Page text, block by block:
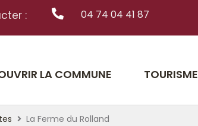
: 04 74 04 41 87
LA COMMUNE TOURISME
La Ferme du Rolland